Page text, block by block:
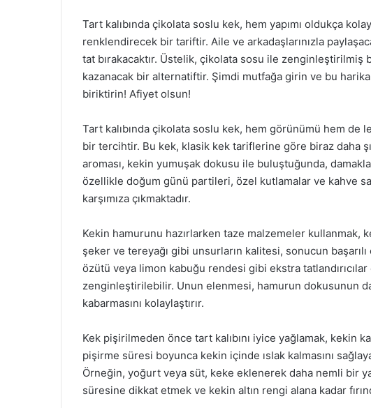
Tart kalıbında çikolata soslu kek, hem yapımı oldukça
renklendirecek bir tariftir. Aile ve arkadaşlarınızla
tat bırakacaktır. Üstelik, çikolata sosu ile
kazanacak bir alternatiftir. Şimdi mutfağa girin ve bu
biriktirin! Afiyet olsun!
Tart kalıbında çikolata soslu kek, hem görünümü hem
bir tercihtir. Bu kek, klasik kek tariflerine göre biraz daha
aroması, kekin yumuşak dokusu ile buluştuğunda,
özellikle doğum günü partileri, özel kutlamalar ve kahve
karşımıza çıkmaktadır.
Kekin hamurunu hazırlarken taze malzemeler kullanmak,
şeker ve tereyağı gibi unsurların kalitesi, sonucun
özütü veya limon kabuğu rendesi gibi ekstra
zenginleştirilebilir. Unun elenmesi, hamurun dokusunun
kabarmasını kolaylaştırır.
Kek pişirilmeden önce tart kalıbını iyice yağlamak, kekin
pişirme süresi boyunca kekin içinde ıslak kalmasını
Örneğin, yoğurt veya süt, keke eklenerek daha nemli bir
süresine dikkat etmek ve kekin altın rengi alana kadar